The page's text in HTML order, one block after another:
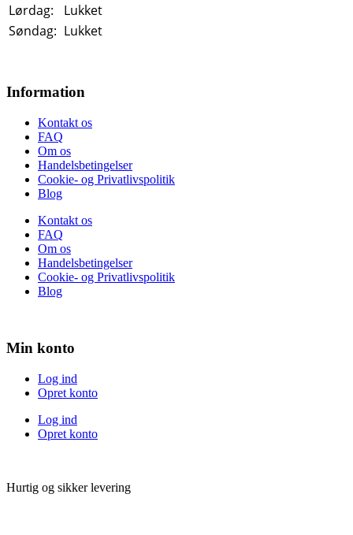
Lørdag:
Lukket
Søndag: Lukket
Information
Kontakt os
FAQ
Om os
Handelsbetingelser
Cookie- og Privatlivspolitik
Blog
Kontakt os
FAQ
Om os
Handelsbetingelser
Cookie- og Privatlivspolitik
Blog
Min konto
Log ind
Opret konto
Log ind
Opret konto
Hurtig og sikker levering